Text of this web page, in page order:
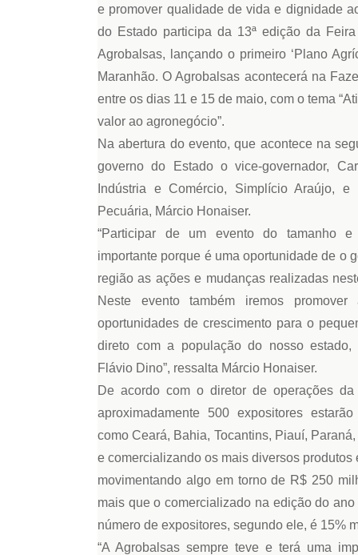
e promover qualidade de vida e dignidade
do Estado participa da 13ª edição da
Agrobalsas, lançando o primeiro ‘Plano
Maranhão. O Agrobalsas acontecerá na
entre os dias 11 e 15 de maio, com o tema
valor ao agronegócio”.
Na abertura do evento, que acontece na
governo do Estado o vice-governador,
Indústria e Comércio, Simplício Araújo,
Pecuária, Márcio Honaiser.
“Participar de um evento do tamanho
importante porque é uma oportunidade de o
região as ações e mudanças realizadas
Neste evento também iremos
oportunidades de crescimento para o
direto com a população do nosso estado,
Flávio Dino”, ressalta Márcio Honaiser.
De acordo com o diretor de operações da
aproximadamente 500 expositores
como Ceará, Bahia, Tocantins, Piauí,
e comercializando os mais diversos
movimentando algo em torno de R$ 250
mais que o comercializado na edição do
número de expositores, segundo ele, é 15%
“A Agrobalsas sempre teve e terá uma